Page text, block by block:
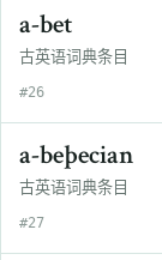
a-bet
古英语词典条目
#26
a-beþecian
古英语词典条目
#27